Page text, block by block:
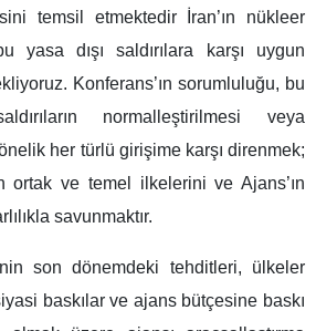
temsil etmektedir İran’ın nükleer
yasa dışı saldırılara karşı uygun
Konferans’ın sorumluluğu, bu
normalleştirilmesi veya
her türlü girişime karşı direnmek;
ortak ve temel ilkelerini ve Ajans’ın
savunmaktır.
son dönemdeki tehditleri, ülkeler
baskılar ve ajans bütçesine baskı